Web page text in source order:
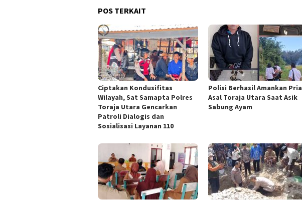
POS TERKAIT
Ciptakan Kondusifitas
Wilayah, Sat Samapta Polres
Toraja Utara Gencarkan
Patroli Dialogis dan
Sosialisasi Layanan 110
Polisi Berhasil Amankan Pria
Asal Toraja Utara Saat Asik
Sabung Ayam